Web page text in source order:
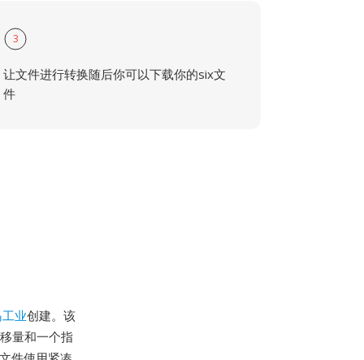
3
让文件进行转换随后你可以下载你的six文
件
业创建。该
量和一个指